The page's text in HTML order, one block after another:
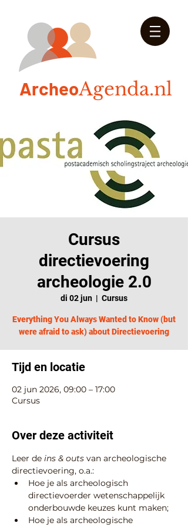
ArcheoAgenda.nl
Cursus
directievoering
archeologie 2.0
di 02 jun
  |
Cursus
Everything You Always Wanted to Know (but
were afraid to ask) about Directievoering
Tijd en locatie
02 jun 2026, 09:00 – 17:00
Cursus
Over deze activiteit
Leer de ins & outs van archeologische
directievoering, o.a.:
Hoe je als archeologisch
directievoerder wetenschappelijk
onderbouwde keuzes kunt maken;
Hoe je als archeologische